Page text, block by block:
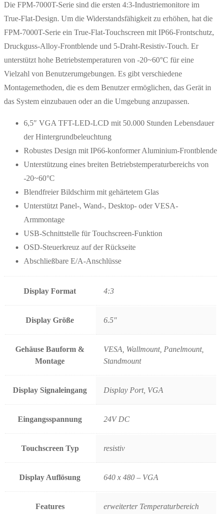
Die FPM-7000T-Serie sind die ersten 4:3-Industriemonitore im
True-Flat-Design. Um die Widerstandsfähigkeit zu erhöhen, hat die
FPM-7000T-Serie ein True-Flat-Touchscreen mit IP66-Frontschutz,
Druckguss-Alloy-Frontblende und 5-Draht-Resistiv-Touch. Er
unterstützt hohe Betriebstemperaturen von -20~60°C für eine
Vielzahl von Benutzerumgebungen. Es gibt verschiedene
Montagemethoden, die es dem Benutzer ermöglichen, das Gerät in
das System einzubauen oder an die Umgebung anzupassen.
6,5″ VGA TFT-LED-LCD mit 50.000 Stunden Lebensdauer
der Hintergrundbeleuchtung
Robustes Design mit IP66-konformer Aluminium-Frontblende
Unterstützung eines breiten Betriebstemperaturbereichs von
-20~60°C
Blendfreier Bildschirm mit gehärtetem Glas
Unterstützt Panel-, Wand-, Desktop- oder VESA-
Armmontage
USB-Schnittstelle für Touchscreen-Funktion
OSD-Steuerkreuz auf der Rückseite
Abschließbare E/A-Anschlüsse
Display Format 4:3
Display Größe 6.5"
Gehäuse Bauform &
Montage
VESA, Wallmount, Panelmount,
Standmount
Display Signaleingang Display Port, VGA
Eingangsspannung 24V DC
Touchscreen Typ resistiv
Display Auflösung 640 x 480 – VGA
Features erweiterter Temperaturbereich